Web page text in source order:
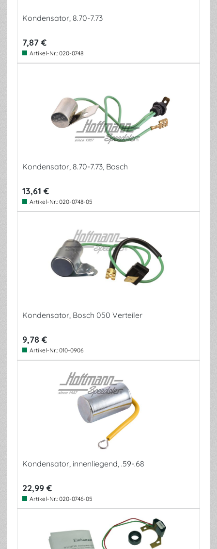
Kondensator, 8.70-7.73
7,87 €
Artikel-Nr.: 020-0748
Kondensator, 8.70-7.73, Bosch
13,61 €
Artikel-Nr.: 020-0748-05
Kondensator, Bosch 050 Verteiler
9,78 €
Artikel-Nr.: 010-0906
Kondensator, innenliegend, .59-.68
22,99 €
Artikel-Nr.: 020-0746-05